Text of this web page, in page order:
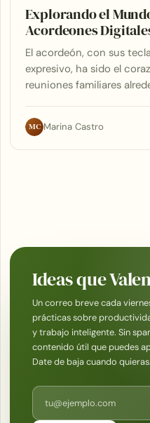
Explorando el
Acordeones
El acordeón, con sus
expresivo, ha sido el
reuniones familiares
MC Marina Castro
Ideas que
Un correo breve cada
prácticas sobre
y trabajo inteligente. Sin
contenido útil que puedes
Date de baja cuando quieras.
Correo electrónico